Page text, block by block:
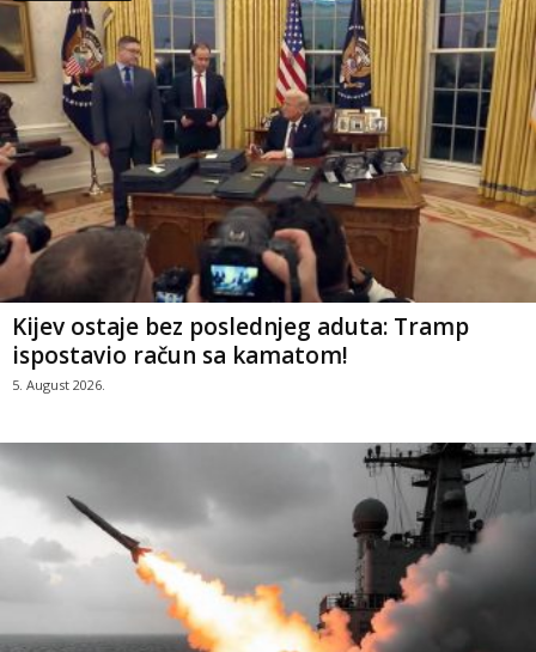
Kijev ostaje bez poslednjeg aduta: Tramp
ispostavio račun sa kamatom!
5. August 2026.